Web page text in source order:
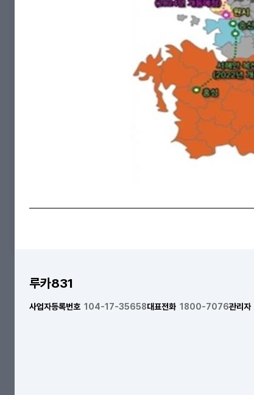
루카831
사업자등록번호 104-17-35658대표전화 1800-7076관리자